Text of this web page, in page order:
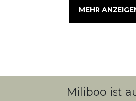
MEHR
Miliboo ist